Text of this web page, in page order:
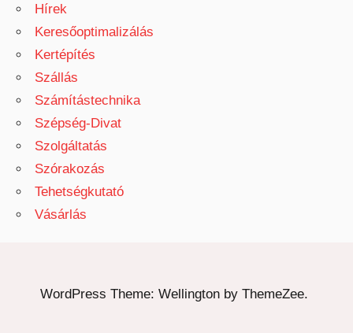
Hírek
Keresőoptimalizálás
Kertépítés
Szállás
Számítástechnika
Szépség-Divat
Szolgáltatás
Szórakozás
Tehetségkutató
Vásárlás
WordPress Theme: Wellington by ThemeZee.